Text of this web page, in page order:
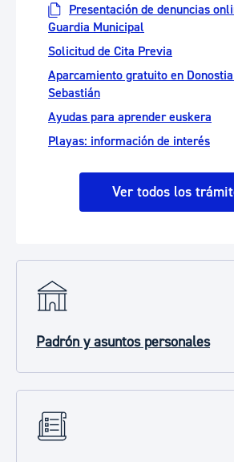
Presentación de denuncias
Guardia Municipal
Solicitud de Cita Previa
Aparcamiento gratuito en
Sebastián
Ayudas para aprender euskera
Playas: información de interés
Ver todos los
Padrón y asuntos personales